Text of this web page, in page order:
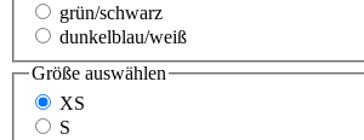
grün/schwarz
dunkelblau/weiß
Größe auswählen
XS
S